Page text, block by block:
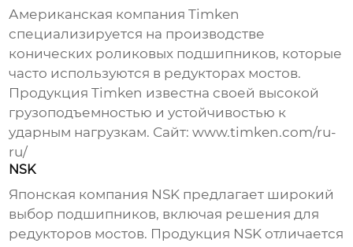
Американская компания Timken
специализируется на производстве
конических роликовых подшипников, которые
часто используются в редукторах мостов.
Продукция Timken известна своей высокой
грузоподъемностью и устойчивостью к
ударным нагрузкам. Сайт:www.timken.com/ru-
ru/
NSK
Японская компания NSK предлагает широкий
выбор подшипников, включая решения для
редукторов мостов. Продукция NSK отличается